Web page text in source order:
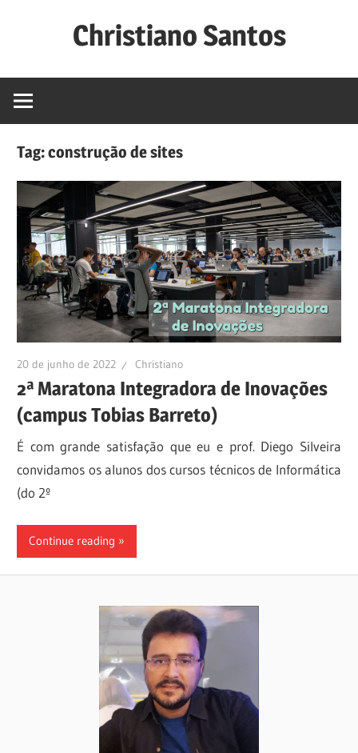
Christiano Santos
de
Santos,
professor
do
Instituto
Federal
de
Sergipe.
Tag:construção de sites
20 de junho de 2022 Christiano
2ª Maratona Integradora de Inovações
(campus Tobias Barreto)
É com grande satisfação que eu e prof. Diego Silveira
convidamos os alunos dos cursos técnicos de Informática
(do 2º
Continue reading